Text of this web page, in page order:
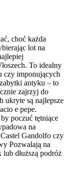
choć każda
lot na
To idealny
czy imponujących
antyku – to
zajrzyj do
ukryte są najlepsze
e pepe.
poczuć tętniące
na
Gandolfo czy
Pozwalają na
dłuższą podróż